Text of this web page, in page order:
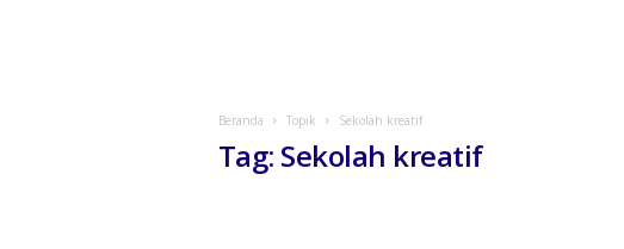
Beranda Topik Sekolah kreatif
Tag: Sekolah kreatif